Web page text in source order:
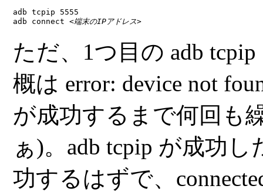
adb tcpip 5555
adb connect <端末のIPアドレス>
ただ、1つ目の adb tcpip
概は error: device not
が成功するまで何回も
ぁ)。 adb tcpip が成功し
功するはずで、